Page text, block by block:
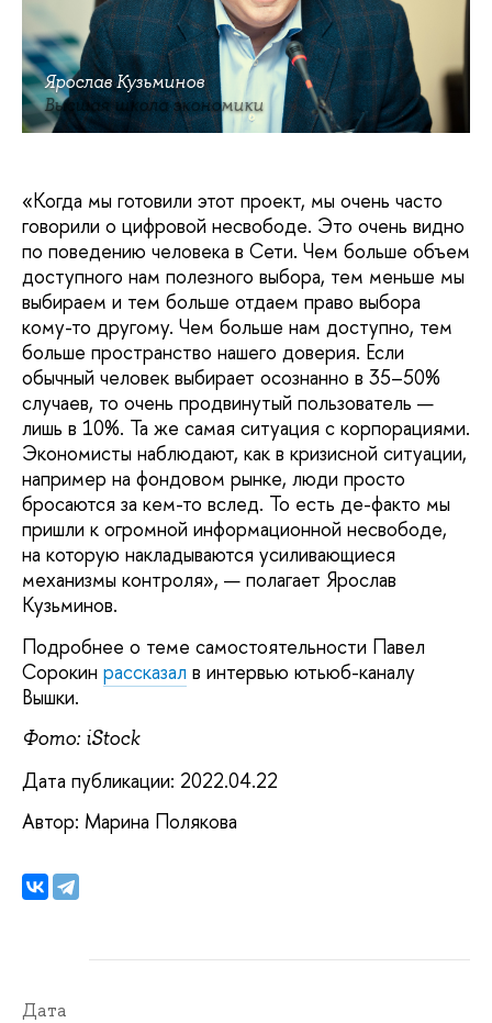
Ярослав Кузьминов
Высшая школа экономики
«Когда мы готовили этот проект, мы очень часто
говорили о цифровой несвободе. Это очень видно
по поведению человека в Сети. Чем больше объем
доступного нам полезного выбора, тем меньше мы
выбираем и тем больше отдаем право выбора
кому-то другому. Чем больше нам доступно, тем
больше пространство нашего доверия. Если
обычный человек выбирает осознанно в 35–50%
случаев, то очень продвинутый пользователь —
лишь в 10%. Та же самая ситуация с корпорациями.
Экономисты наблюдают, как в кризисной ситуации,
например на фондовом рынке, люди просто
бросаются за кем-то вслед. То есть де-факто мы
пришли к огромной информационной несвободе,
на которую накладываются усиливающиеся
механизмы контроля», — полагает Ярослав
Кузьминов.
Подробнее о теме самостоятельности Павел
Сорокин рассказал в интервью ютьюб-каналу
Вышки.
Фото: iStock
Дата публикации: 2022.04.22
Автор: Марина Полякова
Дата